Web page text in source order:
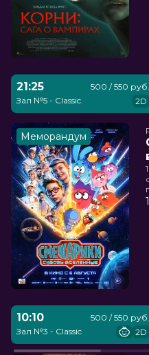
21:25
Зал №5 - Classic
500 / 550 руб.
2D
Меморандум
10:10
Зал №3 - Classic
500 / 550 руб.
2D